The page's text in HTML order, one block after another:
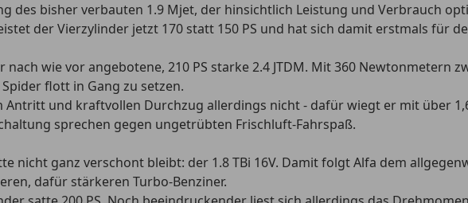
des bisher verbauten 1.9 Mjet, der hinsichtlich Leistung und Verbrauch
der Vierzylinder jetzt 170 statt 150 PS und hat sich damit erstmals für
wie vor angebotene, 210 PS starke 2.4 JTDM. Mit 360 Newtonmetern
flott in Gang zu setzen.
und kraftvollen Durchzug allerdings nicht - dafür wiegt er mit über
sprechen gegen ungetrübten Frischluft-Fahrspaß.
nicht ganz verschont bleibt: der 1.8 TBi 16V. Damit folgt Alfa dem
dafür stärkeren Turbo-Benziner.